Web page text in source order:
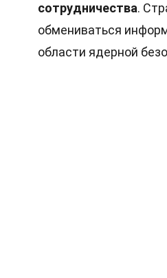
сотрудничества.
обмениваться
области ядерной